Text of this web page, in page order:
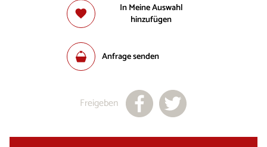
In Meine Auswahl
hinzufügen
Anfrage senden
Freigeben